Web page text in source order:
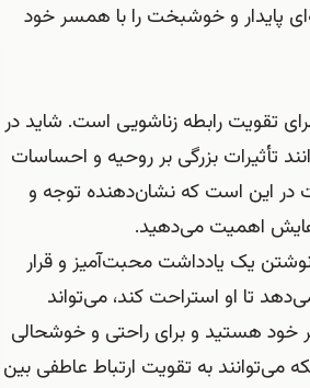
پایدار و خوشبخت را با همسر خود
تقویت رابطه زناشویی است. شاید در
تأثیرات بزرگی بر روحیه و احساسات
در این است که نشان‌دهنده توجه و
اهمیت می‌دهید.
یک یادداشت محبت‌آمیز و قرار
تا او استراحت کند، می‌تواند
هستید و برای راحتی و خوشحالی
به تقویت ارتباط عاطفی بین